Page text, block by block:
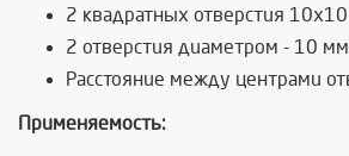
2 квадратных отверстия
2 отверстия диаметром - 10
Расстояние между центрами
Применяемость: